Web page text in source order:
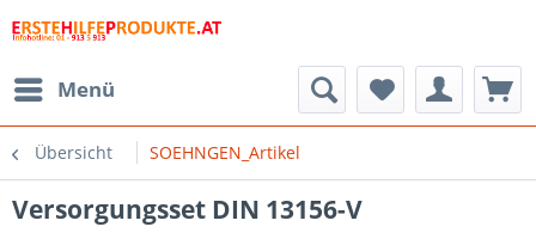
Menü
Übersicht SOEHNGEN_Artikel
Versorgungsset DIN 13156-V